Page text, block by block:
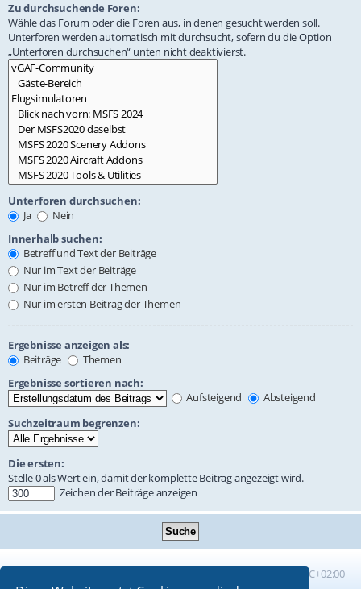
Zu durchsuchende Foren:
Wähle das Forum oder die Foren aus, in denen gesucht werden soll.
Unterforen werden automatisch mit durchsucht, sofern du die Option
„Unterforen durchsuchen“ unten nicht deaktivierst.
Unterforen durchsuchen:
Ja
Nein
Innerhalb suchen:
Betreff und Text der Beiträge
Nur im Text der Beiträge
Nur im Betreff der Themen
Nur im ersten Beitrag der Themen
Ergebnisse anzeigen als:
Beiträge
Themen
Ergebnisse sortieren nach:
Aufsteigend
Absteigend
Suchzeitraum begrenzen:
Die ersten:
Stelle 0 als Wert ein, damit der komplette Beitrag angezeigt wird.
Zeichen der Beiträge anzeigen
UTC+02:00